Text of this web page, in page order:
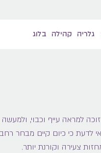
גלריה קהילה בלוג
למראה עייף וכבוי, ולמעשה
לדעת כי כיום קיים מבחר
צעירה וקורנת יותר.